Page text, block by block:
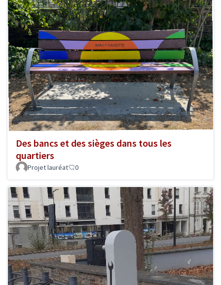
Des bancs et des sièges dans tous les
quartiers
Projet lauréat 0